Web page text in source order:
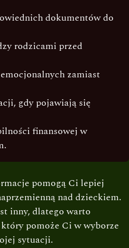
dokumentów do
rodzicami przed
zamiast
gdy pojawiają się
finansowej w
pomogą Ci lepiej
nad dzieckiem.
inny, dlatego warto
pomoże Ci w wyborze
sytuacji.